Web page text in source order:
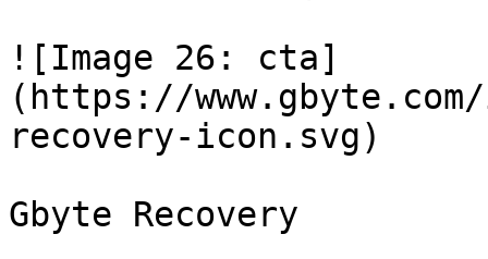
![Image 26: cta]
(https://
recovery-icon.svg)
Gbyte Recovery